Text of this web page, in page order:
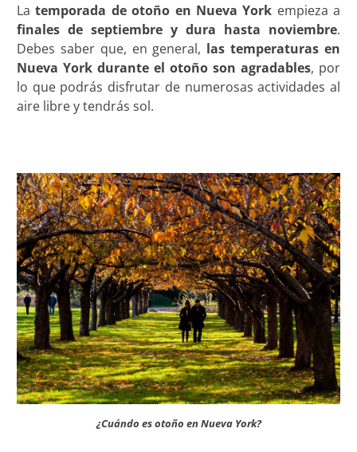
Latemporada de otoño en Nueva York empieza a
finales de septiembre y dura hasta noviembre.
Debes saber que, en general, las temperaturas en
Nueva York durante el otoño son agradables, por
lo que podrás disfrutar de numerosas actividades al
aire libre y tendrás sol.
¿Cuándo es otoño en Nueva York?